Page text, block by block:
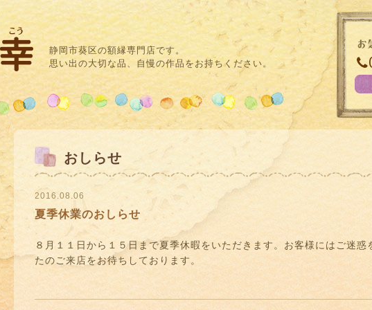
静岡市葵区の額縁専門店です。
思い出の大切な品、自慢の作品をお持ちください。
おしらせ
2016.08.06
夏季休業のおしらせ
８月１１日から１５日まで夏季休暇をいただきます。お客様にはご迷惑
たのご来店をお待ちしております。